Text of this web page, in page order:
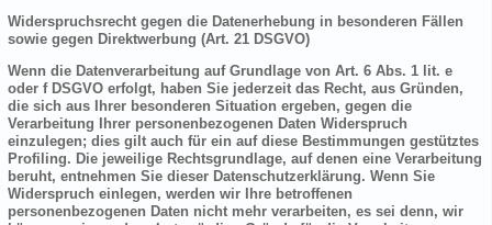
Widerspruchsrecht gegen die Datenerhebung in besonderen Fällen
sowie gegen Direktwerbung (Art. 21 DSGVO)
Wenn die Datenverarbeitung auf Grundlage von Art. 6 Abs. 1 lit. e
oder f DSGVO erfolgt, haben Sie jederzeit das Recht, aus Gründen,
die sich aus Ihrer besonderen Situation ergeben, gegen die
Verarbeitung Ihrer personenbezogenen Daten Widerspruch
einzulegen; dies gilt auch für ein auf diese Bestimmungen gestütztes
Profiling. Die jeweilige Rechtsgrundlage, auf denen eine Verarbeitung
beruht, entnehmen Sie dieser Datenschutzerklärung. Wenn Sie
Widerspruch einlegen, werden wir Ihre betroffenen
personenbezogenen Daten nicht mehr verarbeiten, es sei denn, wir